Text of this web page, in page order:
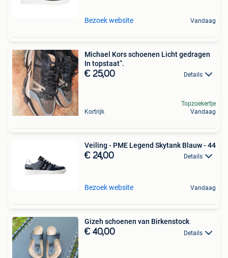
Bezoek website Vandaag
Michael Kors schoenen Licht gedragen
In topstaat”.
€ 25,00 Details
Kortrijk
Topzoekertje
Vandaag
Veiling - PME Legend Skytank Blauw - 44
€ 24,00 Details
Bezoek website Vandaag
Gizeh schoenen van Birkenstock
€ 40,00 Details